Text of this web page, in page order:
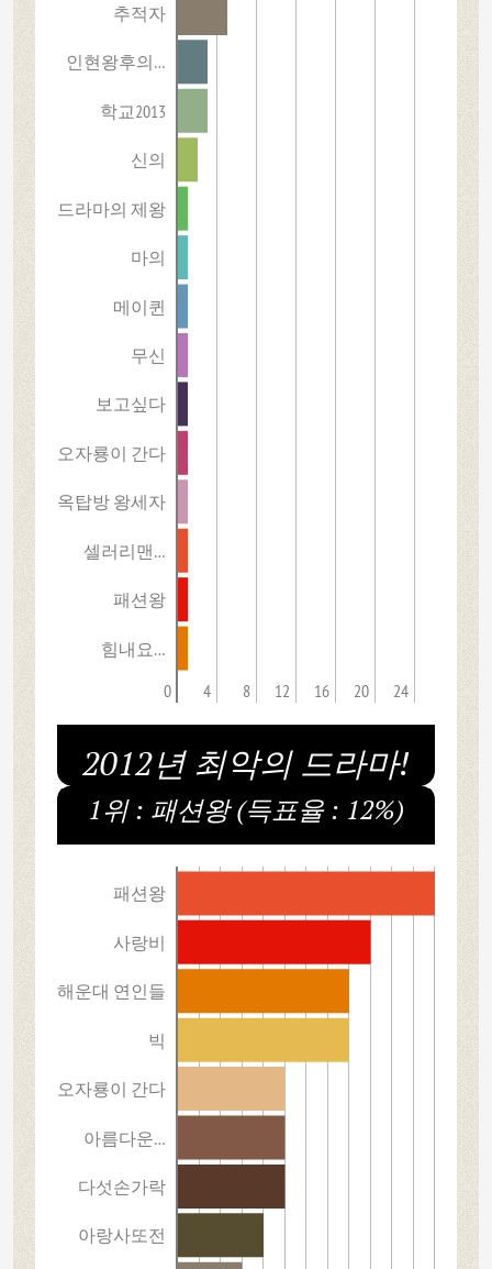
추적자
인현왕후의…
학교2013
신의
드라마의 제왕
마의
메이퀸
무신
보고싶다
오자룡이 간다
옥탑방 왕세자
셀러리맨…
패션왕
힘내요…
0 4 8 12 16 20 24
2012년 최악의 드라마!
1위 : 패션왕 (득표율 : 12%)
패션왕
사랑비
해운대 연인들
빅
오자룡이 간다
아름다운…
다섯손가락
아랑사또전